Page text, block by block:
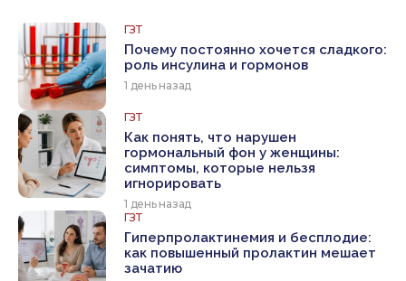
ГЗТ
Почему постоянно хочется сладкого:
роль инсулина и гормонов
1 день назад
ГЗТ
Как понять, что нарушен
гормональный фон у женщины:
симптомы, которые нельзя
игнорировать
1 день назад
ГЗТ
Гиперпролактинемия и бесплодие:
как повышенный пролактин мешает
зачатию